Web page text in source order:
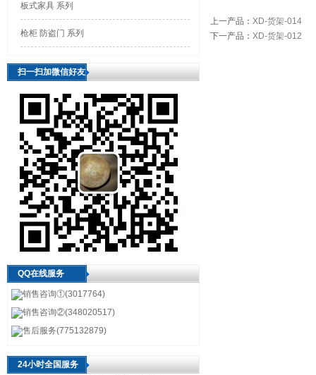
板式家具 系列
枪柜 防盗门 系列
扫一扫加微信好友
QQ在线服务
销售咨询①(3017764)
销售咨询②(348020517)
售后服务(775132879)
24小时全国服务
上一产品 ： XD-货架-014
下一产品 ： XD-货架-012